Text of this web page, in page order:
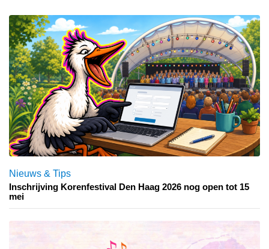
Nieuws & Tips
Inschrijving Korenfestival Den Haag 2026 nog open tot 15
mei